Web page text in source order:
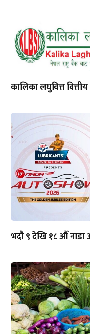
कालिका लघुवित्त
भदौ ९ देखि १८ औँ नाडा